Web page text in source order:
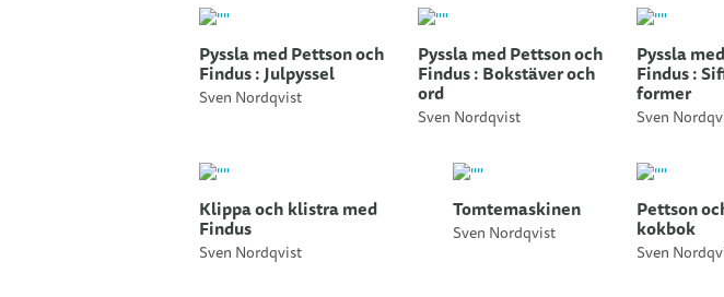
Pyssla med Pettson och
Findus : Julpyssel
Sven Nordqvist
Pyssla med Pettson och
Findus : Bokstäver och
ord
Sven Nordqvist
Pyssla
Findus :
former
Sven
Klippa och klistra med
Findus
Sven Nordqvist
Tomtemaskinen
Sven Nordqvist
Pettson
kokbok
Sven